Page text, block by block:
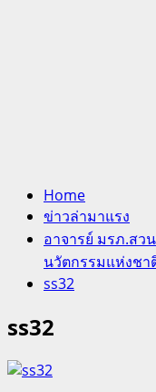
Home
ข่าวล่ามาแรง
อาจารย์ มรภ.สว
นวัตกรรมแห่งชา
ss32
ss32